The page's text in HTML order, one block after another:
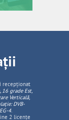
recepționat
16 grade Est,
Verticală,
DVB-
4.
2 licențe